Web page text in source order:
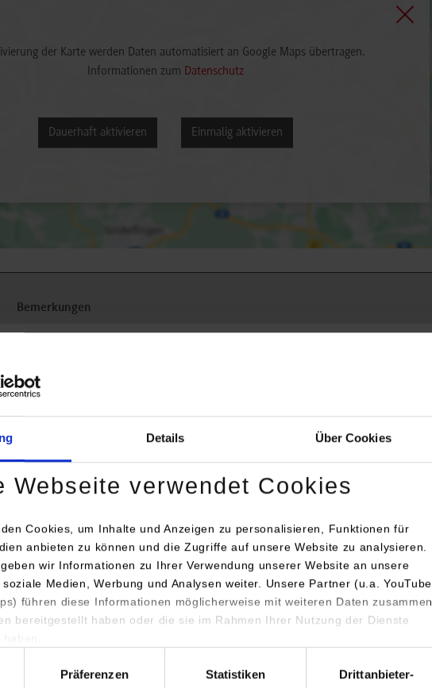
Details Über Cookies
Webseite verwendet Cookies
Cookies, um Inhalte und Anzeigen zu personalisieren, Funktionen für
anbieten zu können und die Zugriffe auf unsere Website zu analysieren.
wir Informationen zu Ihrer Verwendung unserer Website an unsere
Medien, Werbung und Analysen weiter. Unsere Partner (u.a. YouTube,
führen diese Informationen möglicherweise mit weiteren Daten zusammen,
bereitgestellt haben oder die sie im Rahmen Ihrer Nutzung der Dienste
Präferenzen Statistiken
Drittanbieter-
der Karte werden Daten automatisiert an Google Maps übertragen.
Informationen zum Datenschutz
Dauerhaft aktivieren Einmalig aktivieren
Bemerkungen